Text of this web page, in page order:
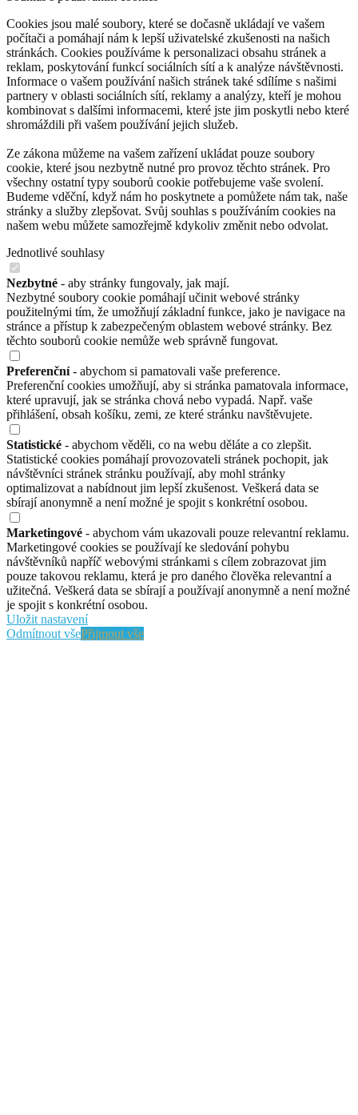
Cookies jsou malé soubory, které se dočasně ukládají ve vašem
počítači a pomáhají nám k lepší uživatelské zkušenosti na našich
stránkách. Cookies používáme k personalizaci obsahu stránek a
reklam, poskytování funkcí sociálních sítí a k analýze návštěvnosti.
Informace o vašem používání našich stránek také sdílíme s našimi
partnery v oblasti sociálních sítí, reklamy a analýzy, kteří je mohou
kombinovat s dalšími informacemi, které jste jim poskytli nebo které
shromáždili při vašem používání jejich služeb.
Ze zákona můžeme na vašem zařízení ukládat pouze soubory
cookie, které jsou nezbytně nutné pro provoz těchto stránek. Pro
všechny ostatní typy souborů cookie potřebujeme vaše svolení.
Budeme vděční, když nám ho poskytnete a pomůžete nám tak, naše
stránky a služby zlepšovat. Svůj souhlas s používáním cookies na
našem webu můžete samozřejmě kdykoliv změnit nebo odvolat.
Jednotlivé souhlasy
Nezbytné - aby stránky fungovaly, jak mají.
Nezbytné soubory cookie pomáhají učinit webové stránky
použitelnými tím, že umožňují základní funkce, jako je navigace na
stránce a přístup k zabezpečeným oblastem webové stránky. Bez
těchto souborů cookie nemůže web správně fungovat.
Preferenční- abychom si pamatovali vaše preference.
Preferenční cookies umožňují, aby si stránka pamatovala informace,
které upravují, jak se stránka chová nebo vypadá. Např. vaše
přihlášení, obsah košíku, zemi, ze které stránku navštěvujete.
Statistické - abychom věděli, co na webu děláte a co zlepšit.
Statistické cookies pomáhají provozovateli stránek pochopit, jak
návštěvníci stránek stránku používají, aby mohl stránky
optimalizovat a nabídnout jim lepší zkušenost. Veškerá data se
sbírají anonymně a není možné je spojit s konkrétní osobou.
Marketingové - abychom vám ukazovali pouze relevantní reklamu.
Marketingové cookies se používají ke sledování pohybu
návštěvníků napříč webovými stránkami s cílem zobrazovat jim
pouze takovou reklamu, která je pro daného člověka relevantní a
užitečná. Veškerá data se sbírají a používají anonymně a není možné
je spojit s konkrétní osobou.
Uložit nastavení
Odmítnout všePřijmout vše